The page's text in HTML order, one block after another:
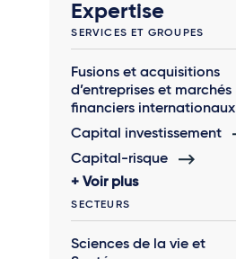
Expertise
SERVICES ET GROUPES
Fusions et acquisitions
d’entreprises et marchés
financiers internationaux
Capital investissement
Capital-risque
Voir plus
SECTEURS
Sciences de la vie et